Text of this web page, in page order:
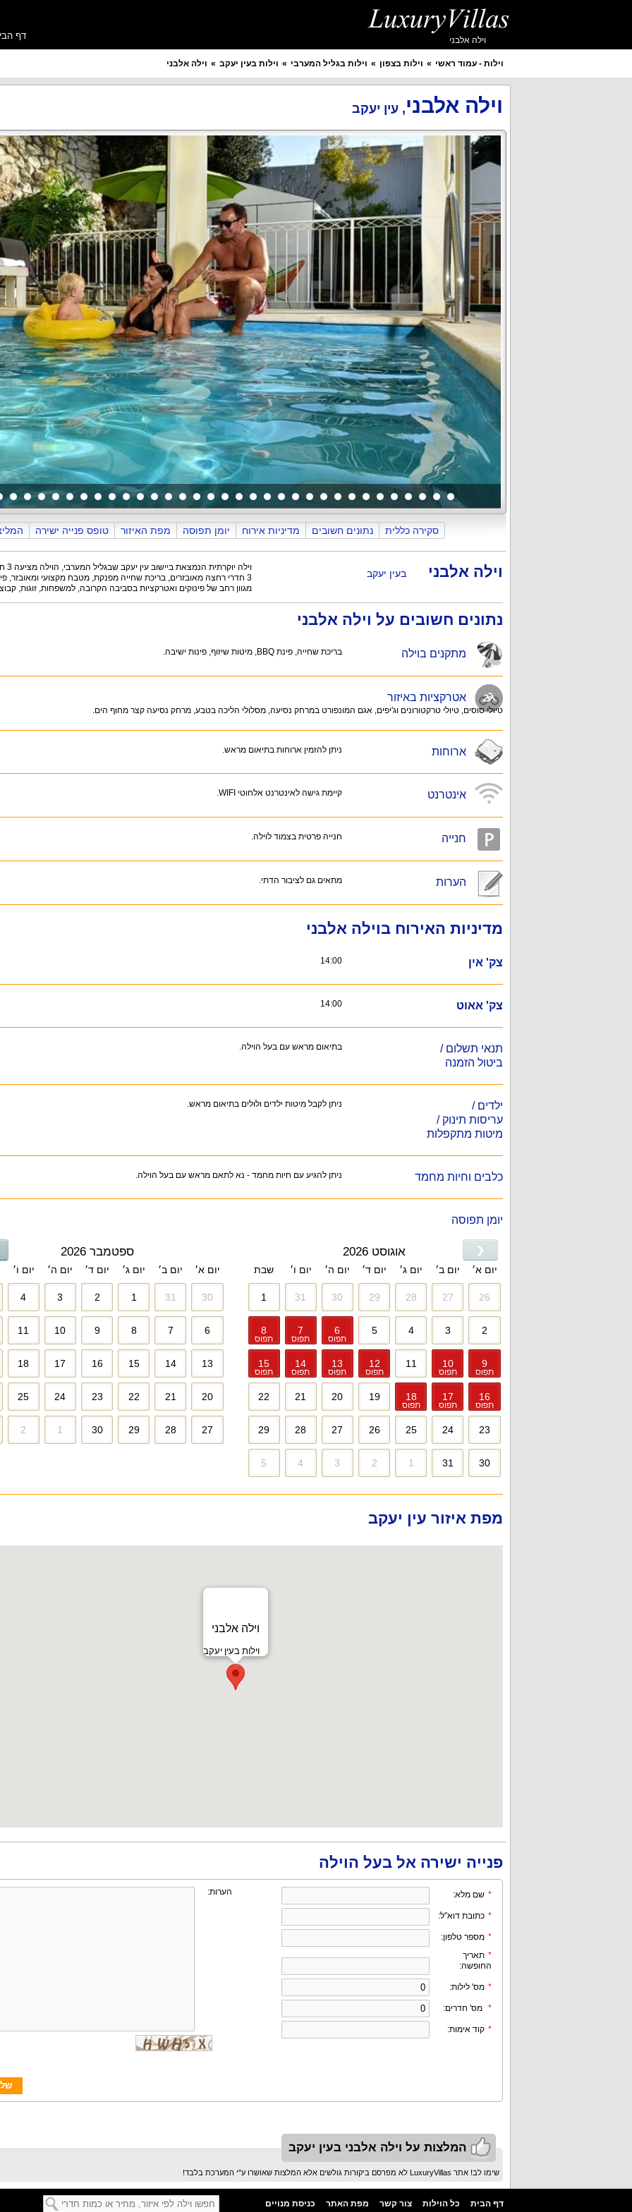
וילה אלבני דף
וילות - עמוד ראשי וילות בצפון וילות בגליל המערבי וילות בעין יעקב וילה אלבני
איזור מבוקש
וילה אלבני, עין יעקב
סקירה כללית נתונים חשובים מדיניות אירוח יומן תפוסה מפת האיזור טופס פנייה ישירה
וילה אלבני בעין יעקב
וילה יוקרתית הנמצאת ביישוב עין יעקב שבגליל המערבי, הוילה מציעה 3 חדרי שינה
3 חדרי רחצה מאובזרים, בריכת שחייה מפנקת, מטבח מקצועי ומאובזר, פינת BBQ
מגוון רחב של פינוקים ואטרקציות בסביבה הקרובה, למשפחות, זוגות,
נתונים חשובים על וילה אלבני
מתקנים בוילה בריכת שחייה, פינת BBQ, מיטות שיזוף, פינות ישיבה.
אטרקציות באיזור
טיולי סוסים, טיולי טרקטורונים וג'יפים, אגם המונפורט במרחק נסיעה, מסלולי הליכה בטבע, מרחק נסיעה קצר מחוף הים.
ארוחות ניתן להזמין ארוחות בתיאום מראש.
אינטרנט קיימת גישה לאינטרנט אלחוטי WIFI.
חנייה חנייה פרטית בצמוד לוילה.
הערות מתאים גם לציבור הדתי.
מדיניות האירוח בוילה אלבני
צק' אין 14:00
צק' אאוט 14:00
תנאי תשלום /
ביטול הזמנה
בתיאום מראש עם בעל הוילה.
ילדים /
עריסות תינוק /
מיטות מתקפלות
ניתן לקבל מיטות ילדים ולולים בתיאום מראש.
כלבים וחיות מחמד ניתן להגיע עם חיות מחמד - נא לתאם מראש עם בעל הוילה.
יומן תפוסה
אוגוסט 2026
יום א׳ יום ב׳ יום ג׳ יום ד׳ יום ה׳ יום ו׳ שבת
26
27
28
29
30
31
1
2
3
4
5
6
תפוס
7
תפוס
8
תפוס
9
תפוס
10
תפוס
11
12
תפוס
13
תפוס
14
תפוס
15
תפוס
16
תפוס
17
תפוס
18
תפוס
19
20
21
22
23
24
25
26
27
28
29
30
31
1
2
3
4
5
ספטמבר 2026
יום א׳ יום ב׳ יום ג׳ יום ד׳ יום ה׳ יום ו׳
30
31
1
2
3
4
6
7
8
9
10
11
13
14
15
16
17
18
20
21
22
23
24
25
27
28
29
30
1
2
❮
מפת איזור עין יעקב
וילה אלבני
וילות בעין יעקב
פנייה ישירה אל בעל הוילה
הערות: * שם מלא:
* כתובת דוא"ל:
* מספר טלפון:
* תאריך
החופשה:
* מס' לילות:
* מס' חדרים:
* קוד אימות:
המלצות על וילה אלבני בעין יעקב
שימו לב! אתר LuxuryVillas לא מפרסם ביקורות גולשים אלא המלצות שאושרו ע"י המערכת בלבד!
דף הבית כל הוילות צור קשר מפת האתר כניסת מנויים